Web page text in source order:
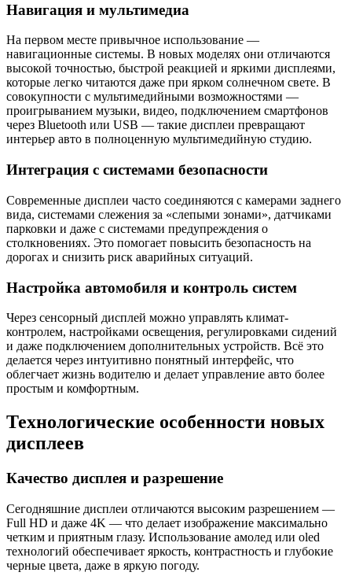
Навигация и мультимедиа
На первом месте привычное использование —
навигационные системы. В новых моделях они отличаются
высокой точностью, быстрой реакцией и яркими дисплеями,
которые легко читаются даже при ярком солнечном свете. В
совокупности с мультимедийными возможностями —
проигрыванием музыки, видео, подключением смартфонов
через Bluetooth или USB — такие дисплеи превращают
интерьер авто в полноценную мультимедийную студию.
Интеграция с системами безопасности
Современные дисплеи часто соединяются с камерами заднего
вида, системами слежения за «слепыми зонами», датчиками
парковки и даже с системами предупреждения о
столкновениях. Это помогает повысить безопасность на
дорогах и снизить риск аварийных ситуаций.
Настройка автомобиля и контроль систем
Через сенсорный дисплей можно управлять климат-
контролем, настройками освещения, регулировками сидений
и даже подключением дополнительных устройств. Всё это
делается через интуитивно понятный интерфейс, что
облегчает жизнь водителю и делает управление авто более
простым и комфортным.
Технологические особенности новых
дисплеев
Качество дисплея и разрешение
Сегодняшние дисплеи отличаются высоким разрешением —
Full HD и даже 4K — что делает изображение максимально
четким и приятным глазу. Использование амолед или oled
технологий обеспечивает яркость, контрастность и глубокие
черные цвета, даже в яркую погоду.